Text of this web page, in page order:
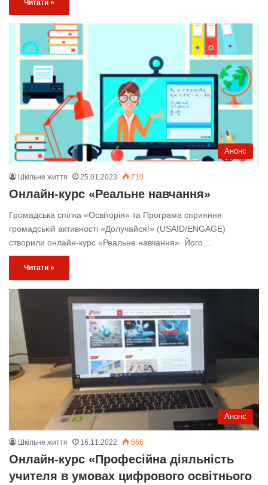
Читати »
Анонс
Шкільне життя 25.01.2023 710
Онлайн-курс «Реальне навчання»
Громадська спілка «Освіторія» та Програма сприяння
громадській активності «Долучайся!» (USAID/ENGAGE)
створили онлайн-курс «Реальне навчання». Його…
Читати »
Анонс
Шкільне життя 16.11.2022 666
Онлайн-курс «Професійна діяльність
учителя в умовах цифрового освітнього